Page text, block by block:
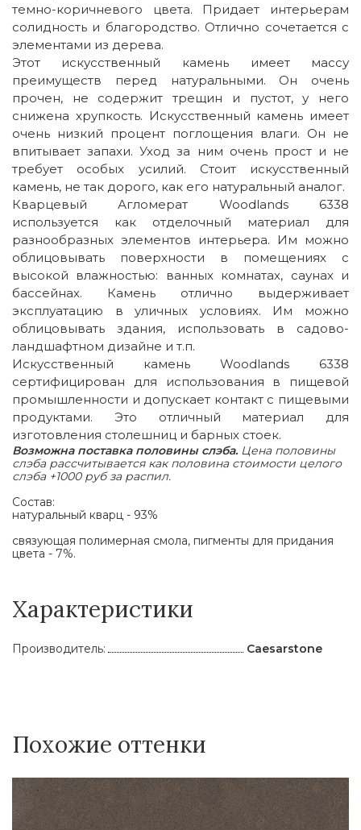
темно-коричневого цвета. Придает интерьерам
солидность и благородство. Отлично сочетается с
элементами из дерева.
Этот искусственный камень имеет массу
преимуществ перед натуральными. Он очень
прочен, не содержит трещин и пустот, у него
снижена хрупкость. Искусственный камень имеет
очень низкий процент поглощения влаги. Он не
впитывает запахи. Уход за ним очень прост и не
требует особых усилий. Стоит искусственный
камень, не так дорого, как его натуральный аналог.
Кварцевый Агломерат Woodlands 6338
используется как отделочный материал для
разнообразных элементов интерьера. Им можно
облицовывать поверхности в помещениях с
высокой влажностью: ванных комнатах, саунах и
бассейнах. Камень отлично выдерживает
эксплуатацию в уличных условиях. Им можно
облицовывать здания, использовать в садово-
ландшафтном дизайне и т.п.
Искусственный камень Woodlands 6338
сертифицирован для использования в пищевой
промышленности и допускает контакт с пищевыми
продуктами. Это отличный материал для
изготовления столешниц и барных стоек.
Возможна поставка половины слэба.Цена половины
слэба рассчитывается как половина стоимости целого
слэба +1000 руб за распил.
Состав:
натуральный кварц - 93%
связующая полимерная смола, пигменты для придания
цвета - 7%.
Характеристики
Производитель: Caesarstone
Похожие оттенки